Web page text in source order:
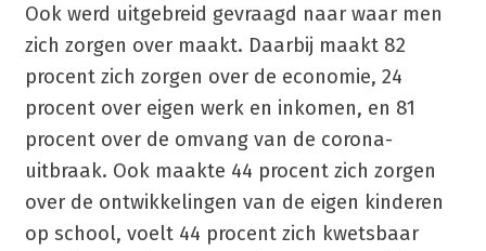
Ook werd uitgebreid gevraagd naar waar men
zich zorgen over maakt. Daarbij maakt 82
procent zich zorgen over de economie, 24
procent over eigen werk en inkomen, en 81
procent over de omvang van de corona-
uitbraak. Ook maakte 44 procent zich zorgen
over de ontwikkelingen van de eigen kinderen
op school, voelt 44 procent zich kwetsbaar